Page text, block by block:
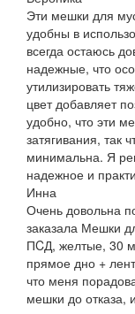
Эти мешки для
удобны в
всегда остаюсь
надежные, что
утилизировать
цвет добавляет
удобно, что эти
затягивания, так
минимальна. Я
надежное и
Инна
Очень довольна
заказала Мешки
ПCД, желтые, 30
прямое дно +
что меня
мешки до отказа,